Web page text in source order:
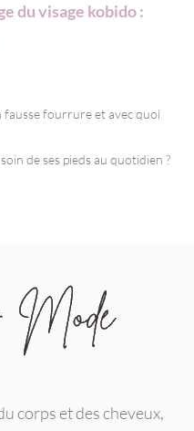
du visage kobido :
fourrure et avec quoi
de ses pieds au quotidien ?
corps et des cheveux,